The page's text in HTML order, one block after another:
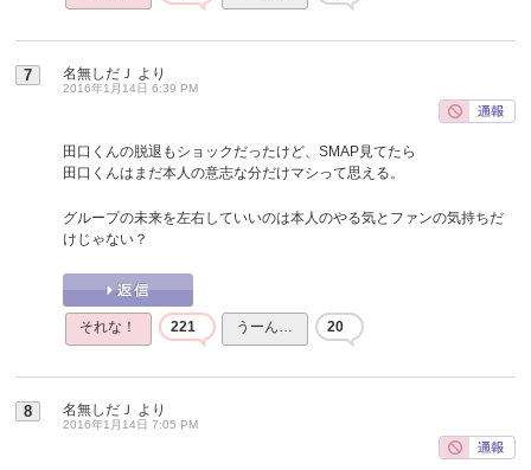
7 名無しだＪ より
2016年1月14日 6:39 PM
田口くんの脱退もショックだったけど、SMAP見てたら
田口くんはまだ本人の意志な分だけマシって思える。
グループの未来を左右していいのは本人のやる気とファンの気持ちだ
けじゃない？
それな！ 221 うーん… 20
8 名無しだＪ より
2016年1月14日 7:05 PM